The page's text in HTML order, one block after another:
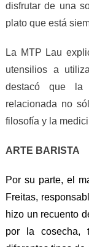
disfrutar de una
plato que está
La MTP Lau
utensilios a
destacó que la
relacionada no
filosofía y la
ARTE BARISTA
Por su parte, el m
Freitas,
hizo un recuento
por la cosecha,